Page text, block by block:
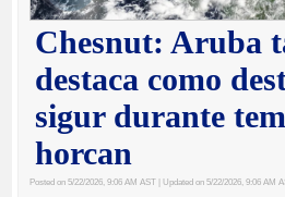
Chesnut: Aruba
destaca como
sigur durante
horcan
Posted on 5/22/2026, 9:06 AM AST | Updated on 5/22/2026, 9:06 AM